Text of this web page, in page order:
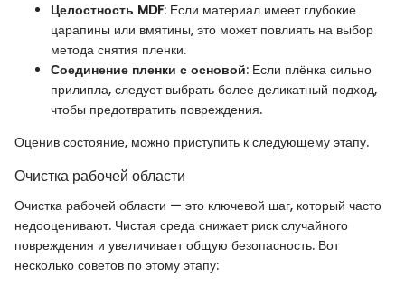
Целостность MDF: Если материал имеет глубокие
царапины или вмятины, это может повлиять на выбор
метода снятия пленки.
Соединение пленки с основой: Если плёнка сильно
прилипла, следует выбрать более деликатный подход,
чтобы предотвратить повреждения.
Оценив состояние, можно приступить к следующему этапу.
Очистка рабочей области
Очистка рабочей области — это ключевой шаг, который часто
недооценивают. Чистая среда снижает риск случайного
повреждения и увеличивает общую безопасность. Вот
несколько советов по этому этапу: